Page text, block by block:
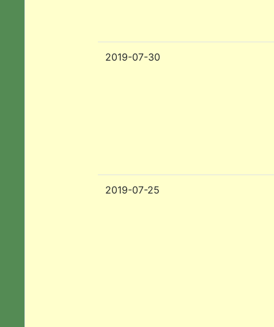
2019-07-30
2019-07-25